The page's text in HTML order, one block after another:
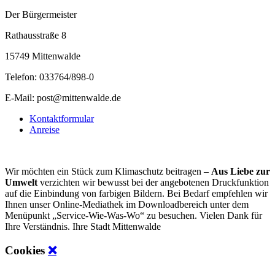
Der Bürgermeister
Rathausstraße 8
15749 Mittenwalde
Telefon: 033764/898-0
E-Mail: post@mittenwalde.de
Kontaktformular
Anreise
Wir möchten ein Stück zum Klimaschutz beitragen – Aus Liebe zur
Umwelt verzichten wir bewusst bei der angebotenen Druckfunktion
auf die Einbindung von farbigen Bildern. Bei Bedarf empfehlen wir
Ihnen unser Online-Mediathek im Downloadbereich unter dem
Menüpunkt „Service-Wie-Was-Wo“ zu besuchen. Vielen Dank für
Ihre Verständnis. Ihre Stadt Mittenwalde
Cookies ❌